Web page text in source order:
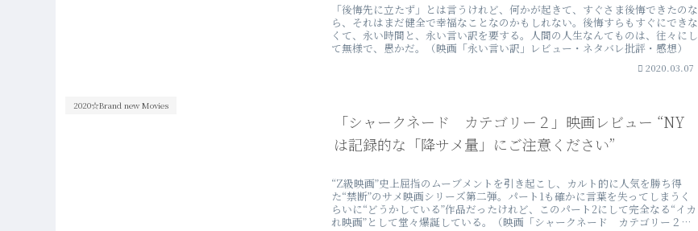
「後悔先に立たず」とは言うけれど、何かが起きて、すぐさま後悔できたのな
ら、それはまだ健全で幸福なことなのかもしれない。後悔すらもすぐにできな
くて、永い時間と、永い言い訳を要する。人間の人生なんてものは、往々にし
て無様で、愚かだ。（映画「永い言い訳」レビュー・ネタバレ批評・感想）
2020.03.07
2020☆Brand new Movies
「シャークネード カテゴリー２」映画レビュー “NY
は記録的な「降サメ量」にご注意ください”
“Z級映画”史上屈指のムーブメントを引き起こし、カルト的に人気を勝ち得
た“禁断”のサメ映画シリーズ第二弾。パート1も確かに言葉を失ってしまうく
らいに“どうかしている”作品だったけれど、このパート2にして完全なる“イカ
れ映画”として堂々爆誕している。（映画「シャークネード カテゴリー２」